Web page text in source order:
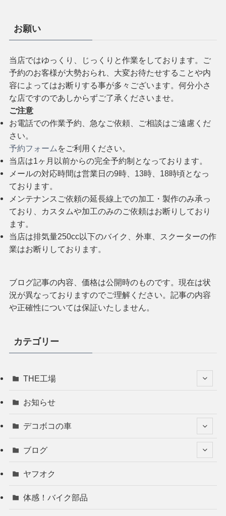
お願い
当店ではゆっくり、じっくりと作業をしております。ご
予約のお客様が大勢おられ、大変お待たせすることや内
容によってはお断りする事が多々ございます。何分小さ
な店ですのであしからずご了承くださいませ。
ご注意
お電話での作業予約、急なご依頼、ご相談はご遠慮くだ
さい。
予約フォーム をご利用ください。
当店は1ヶ月以前からの完全予約制となっております。
メールの対応時間は営業日の9時、13時、18時頃となっ
ております。
メンテナンスご依頼の延長線上での加工・製作のみ承っ
ており、カスタムや加工のみのご依頼はお断りしており
ます。
当店は排気量250cc以下のバイク、外車、スクーターの作
業はお断りしております。
ブログ記事の内容、価格は公開時のものです。現在は状
況が異なっておりますのでご理解ください。記事の内容
や正確性については保証いたしません。
カテゴリー
THE工場
お知らせ
デコボコの車
ブログ
ヤフオク
体感！バイク部品